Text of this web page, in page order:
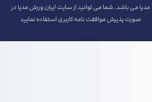
مدیا می باشد. شما می توانید از سایت ایران ورزش مدیا در
صورت پذیرش موافقت نامه کاربری استفاده نمایید